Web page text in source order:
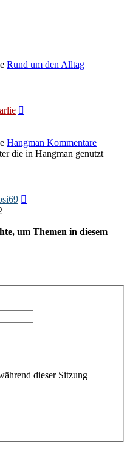
Rund um den Alltag
Hangman Kommentare
die in Hangman genutzt
um Themen in diesem
dieser Sitzung